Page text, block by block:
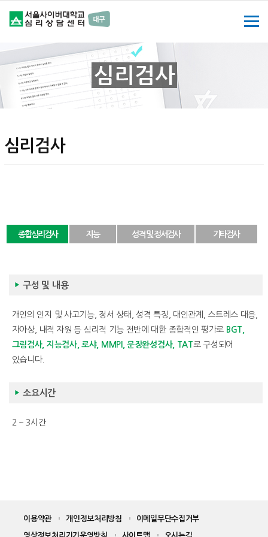
심리검사
종합심리검사 지능 성격 및 정서검사 기타검사
구성 및 내용
개인의 인지 및 사고기능, 정서 상태, 성격 특징, 대인관계, 스트레스 대응,
자아상, 내적 자원 등 심리적 기능 전반에 대한 종합적인 평가로 BGT,
그림검사, 지능검사, 로샤, MMPI, 문장완성검사, TAT로 구성되어
있습니다.
소요시간
2 ~ 3시간
이용약관 개인정보처리방침 이메일무단수집거부